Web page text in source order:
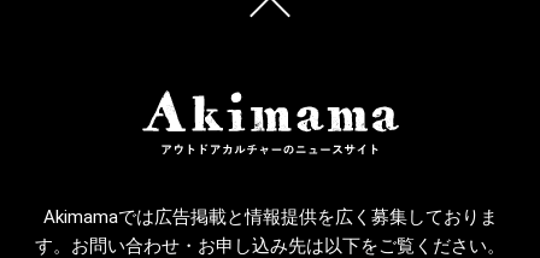
Akimamaでは広告掲載と情報提供を広く募集しておりま
す。お問い合わせ・お申し込み先は以下をご覧ください。